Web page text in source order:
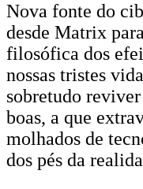
Nova fonte do
desde Matrix
filosófica dos
nossas tristes
sobretudo
boas, a que
molhados de
dos pés da